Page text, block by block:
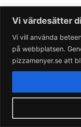
Vi värdesätter
Vi vill använda
på webbplatsen.
pizzamenyer.se att